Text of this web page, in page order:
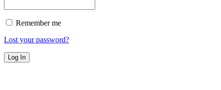
Remember me
Lost your password?